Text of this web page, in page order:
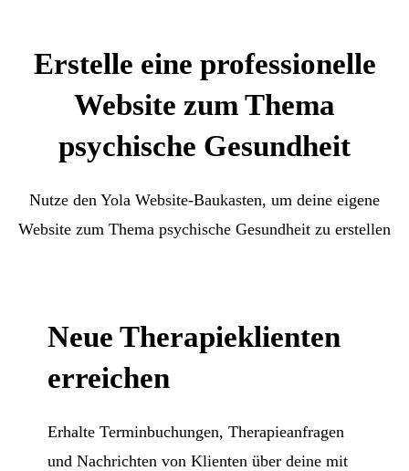
Erstelle eine professionelle
Website zum Thema
psychische Gesundheit
Nutze den Yola Website-Baukasten, um deine eigene
Website zum Thema psychische Gesundheit zu erstellen
Neue Therapieklienten
erreichen
Erhalte Terminbuchungen, Therapieanfragen
und Nachrichten von Klienten über deine mit